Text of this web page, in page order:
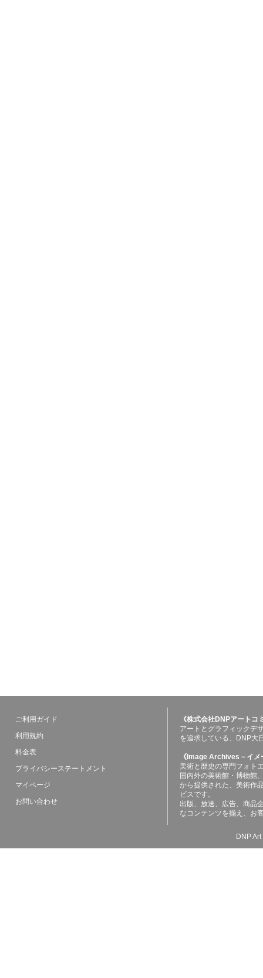
ご利用ガイド
利用規約
料金表
プライバシーステートメント
マイページ
お問い合わせ
《株式会社DNPアート
アートとグラフィックデ
を追求している、DNP大
《Image Archives－イ
美術と歴史の専門フォト
国内外の美術館・博物館
から提供された、美術作
ビスです。
出版、放送、広告、商品
なコンテンツを揃え、お
DNP